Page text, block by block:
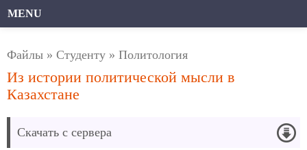
MENU
Файлы » Студенту » Политология
Из истории политической мысли в
Казахстане
Скачать с сервера